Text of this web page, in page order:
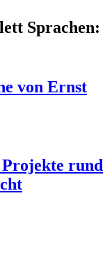
Sprachen:
von Ernst
Projekte rund